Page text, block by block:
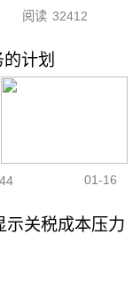
阅读 32412
计划
01-16
示关税成本压力